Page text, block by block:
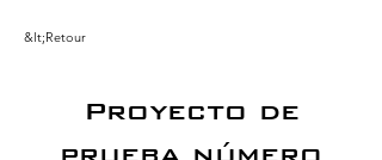
&lt;Retour
Proyecto de
prueba número